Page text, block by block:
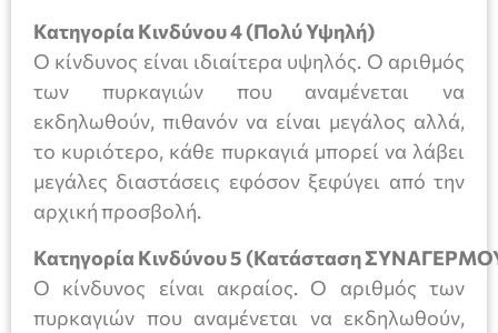
Κατηγορία Κινδύνου 4 (Πολύ Υψηλή)
Ο κίνδυνος είναι ιδιαίτερα υψηλός. Ο αριθμός
των πυρκαγιών που αναμένεται να
εκδηλωθούν, πιθανόν να είναι μεγάλος αλλά,
το κυριότερο, κάθε πυρκαγιά μπορεί να λάβει
μεγάλες διαστάσεις εφόσον ξεφύγει από την
αρχική προσβολή.
Κατηγορία Κινδύνου 5 (Κατάσταση
Ο κίνδυνος είναι ακραίος. Ο αριθμός των
πυρκαγιών που αναμένεται να εκδηλωθούν,